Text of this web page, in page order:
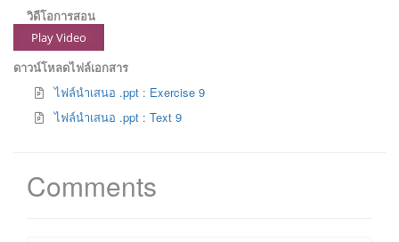
วิดีโอการสอน
Play Video
ดาวน์โหลดไฟล์เอกสาร
ไฟล์นำเสนอ .ppt : Exercise 9
ไฟล์นำเสนอ .ppt : Text 9
Comments